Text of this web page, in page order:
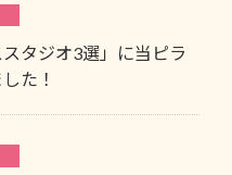
タジオ3選」に当ピラ
た！